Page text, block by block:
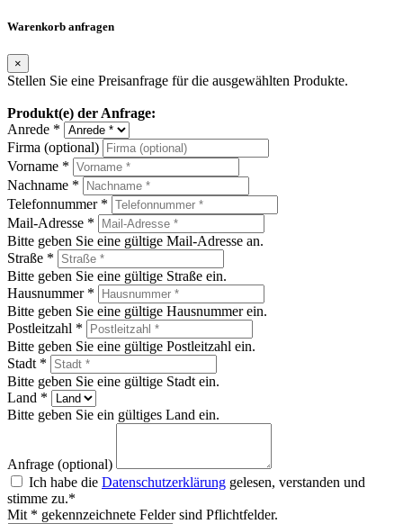
Warenkorb anfragen
×
Stellen Sie eine Preisanfrage für die ausgewählten Produkte.
Produkt(e) der Anfrage:
Anrede *
Firma (optional)
Vorname *
Nachname *
Telefonnummer *
Mail-Adresse *
Bitte geben Sie eine gültige Mail-Adresse an.
Straße *
Bitte geben Sie eine gültige Straße ein.
Hausnummer *
Bitte geben Sie eine gültige Hausnummer ein.
Postleitzahl *
Bitte geben Sie eine gültige Postleitzahl ein.
Stadt *
Bitte geben Sie eine gültige Stadt ein.
Land *
Bitte geben Sie ein gültiges Land ein.
Anfrage (optional)
Ich habe die Datenschutzerklärung gelesen, verstanden und
stimme zu.*
Mit * gekennzeichnete Felder sind Pflichtfelder.